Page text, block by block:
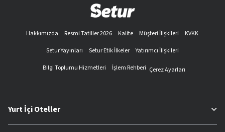
Hakkımızda Resmi Tatiller 2026 Kalite Müşteri İlişkileri
KVKK
Setur Yayınları
Setur Etik İlkeler
Yatırımcı İlişkileri
Bilgi Toplumu Hizmetleri
İşlem Rehberi Çerez Ayarları
Yurt İçi Oteller